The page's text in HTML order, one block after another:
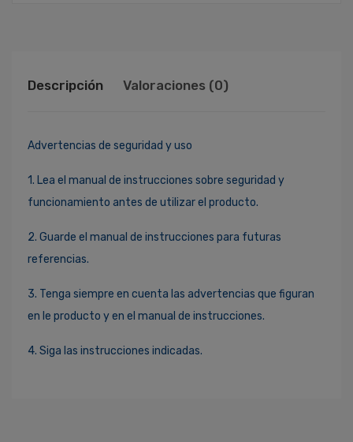
Descripción Valoraciones (0)
Advertencias de seguridad y uso
1. Lea el manual de instrucciones sobre seguridad y
funcionamiento antes de utilizar el producto.
2. Guarde el manual de instrucciones para futuras
referencias.
3. Tenga siempre en cuenta las advertencias que figuran
en le producto y en el manual de instrucciones.
4. Siga las instrucciones indicadas.